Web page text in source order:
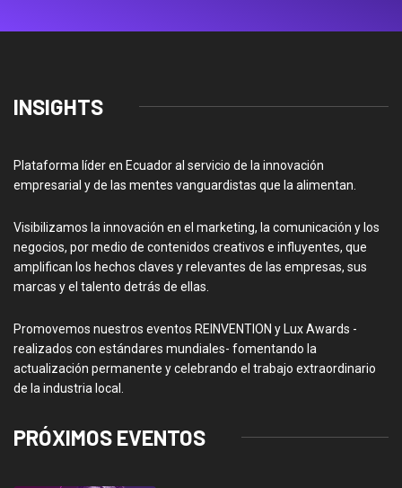
INSIGHTS
Plataforma líder en Ecuador al servicio de la innovación
empresarial y de las mentes vanguardistas que la alimentan.
Visibilizamos la innovación en el marketing, la comunicación y los
negocios, por medio de contenidos creativos e influyentes, que
amplifican los hechos claves y relevantes de las empresas, sus
marcas y el talento detrás de ellas.
Promovemos nuestros eventos REINVENTION y Lux Awards -
realizados con estándares mundiales- fomentando la
actualización permanente y celebrando el trabajo extraordinario
de la industria local.
PRÓXIMOS EVENTOS